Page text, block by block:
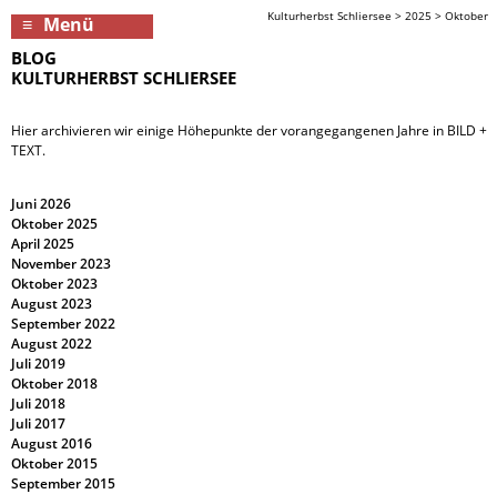
Menü Kulturherbst Schliersee >2025 >Oktober
BLOG
KULTURHERBST SCHLIERSEE
Hier archivieren wir einige Höhepunkte der vorangegangenen Jahre in BILD +
TEXT.
Juni 2026
Oktober 2025
April 2025
November 2023
Oktober 2023
August 2023
September 2022
August 2022
Juli 2019
Oktober 2018
Juli 2018
Juli 2017
August 2016
Oktober 2015
September 2015